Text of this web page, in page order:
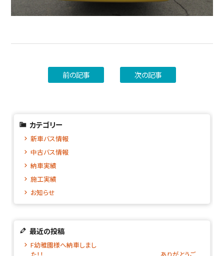
前の記事 次の記事
カテゴリー
新車バス情報
中古バス情報
納車実績
施工実績
お知らせ
最近の投稿
F幼稚園様へ納車しまし